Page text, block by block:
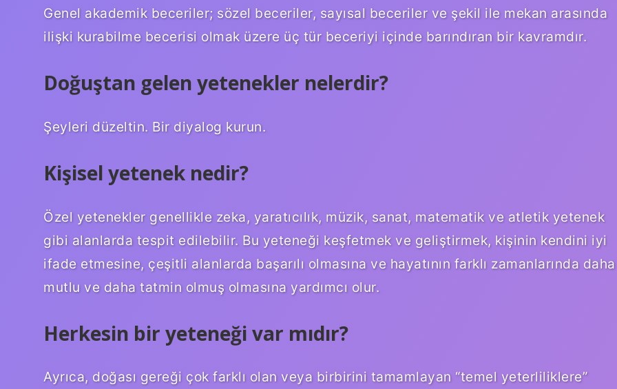
Genel akademik beceriler; sözel beceriler, sayısal beceriler ve şekil ile mekan arasında
ilişki kurabilme becerisi olmak üzere üç tür beceriyi içinde barındıran bir kavramdır.
Doğuştan gelen yetenekler nelerdir?
Şeyleri düzeltin. Bir diyalog kurun.
Kişisel yetenek nedir?
Özel yetenekler genellikle zeka, yaratıcılık, müzik, sanat, matematik ve atletik yetenek
gibi alanlarda tespit edilebilir. Bu yeteneği keşfetmek ve geliştirmek, kişinin kendini iyi
ifade etmesine, çeşitli alanlarda başarılı olmasına ve hayatının farklı zamanlarında daha
mutlu ve daha tatmin olmuş olmasına yardımcı olur.
Herkesin bir yeteneği var mıdır?
Ayrıca, doğası gereği çok farklı olan veya birbirini tamamlayan “temel yeterliliklere”